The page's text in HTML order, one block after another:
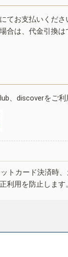
てお支払いくださ
合は、代金引換は
、discoverをご利
トカード決済時
利用を防止します